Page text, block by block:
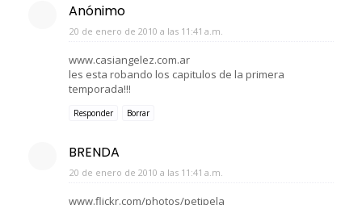
Anónimo
20 de enero de 2010 a las 11:41 a.m.
www.casiangelez.com.ar
les esta robando los capitulos de la primera
temporada!!!
Responder Borrar
BRENDA
20 de enero de 2010 a las 11:41 a.m.
www.flickr.com/photos/petipela